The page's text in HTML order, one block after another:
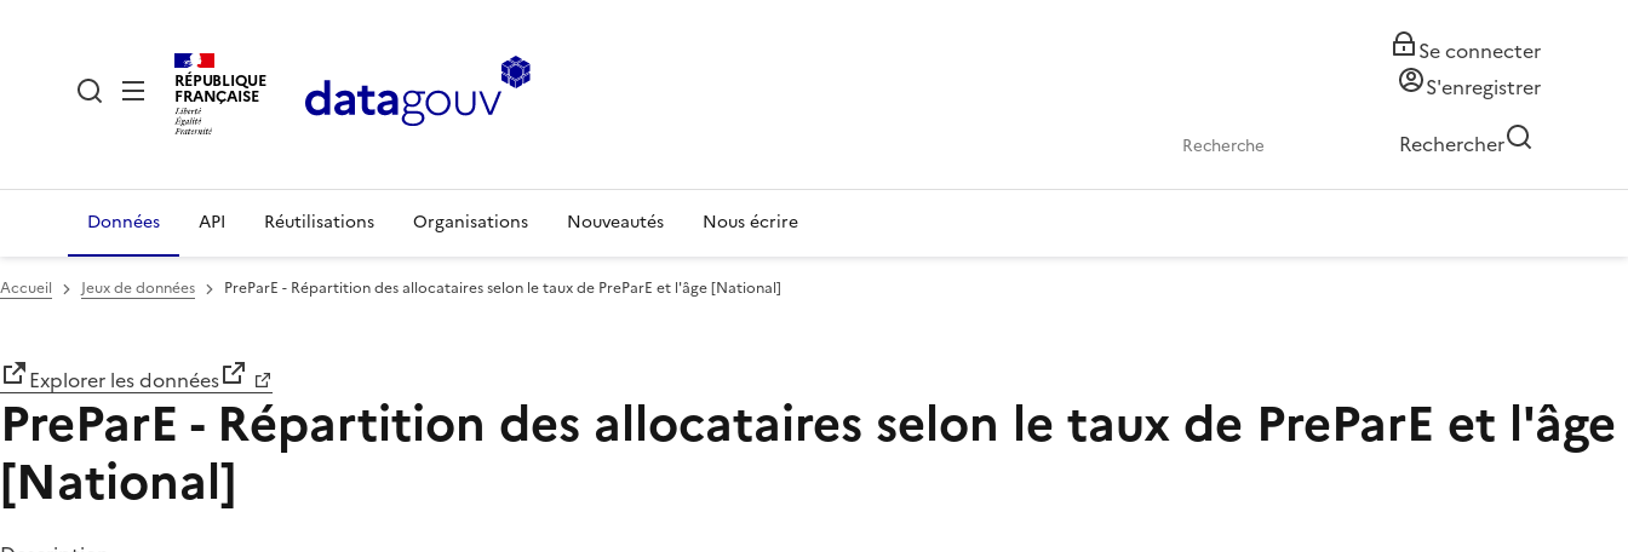
RÉPUBLIQUE
FRANÇAISE
Se connecter
S'enregistrer
Rechercher
Données API Réutilisations Organisations Nouveautés Nous écrire
Accueil Jeux de données PreParE - Répartition des allocataires selon le taux de PreParE et l'âge [National]
Explorer les données
PreParE - Répartition des allocataires selon le taux de PreParE et l'âge
[National]